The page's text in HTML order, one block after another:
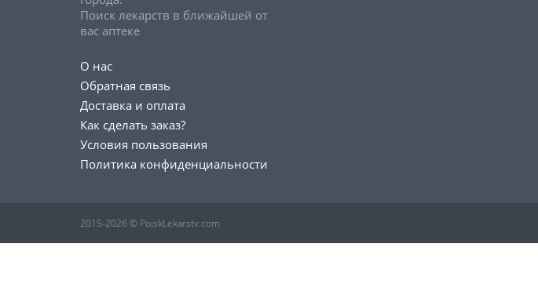
Поиск лекарств в ближайшей от
вас аптеке
О нас
Обратная связь
Доставка и оплата
Как сделать заказ?
Условия пользования
Политика конфиденциальности
2015-2026 © PoiskLekarstv.com